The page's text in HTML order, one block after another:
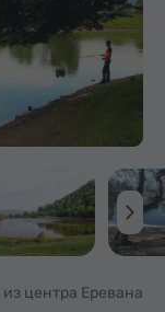
из центра Еревана